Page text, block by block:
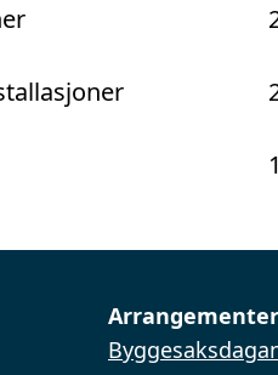
1
Arrangementer